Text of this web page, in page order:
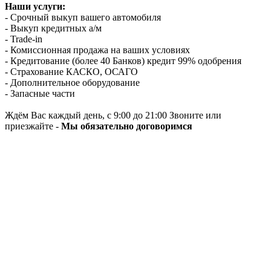
Наши услуги:
- Срочный выкуп вашего автомобиля
- Выкуп кредитных а/м
- Trade-in
- Комиссионная продажа на ваших условиях
- Кредитование (более 40 Банков) кредит 99% одобрения
- Страхование КАСКО, ОСАГО
- Дополнительное оборудование
- Запасные части
Ждём Вас каждый день, с 9:00 до 21:00 Звоните или
приезжайте - Мы обязательно договоримся